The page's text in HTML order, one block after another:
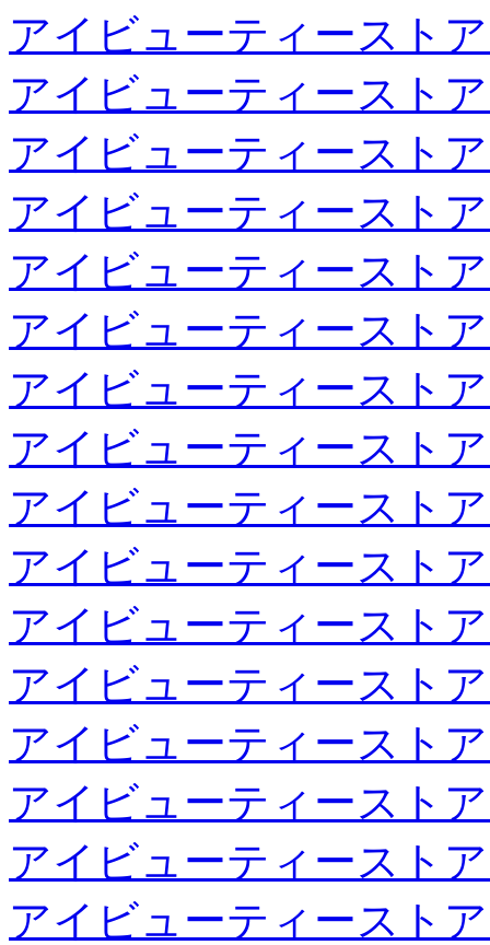
アイビューティースト
アイビューティースト
アイビューティースト
アイビューティースト
アイビューティースト
アイビューティースト
アイビューティースト
アイビューティースト
アイビューティースト
アイビューティースト
アイビューティースト
アイビューティースト
アイビューティースト
アイビューティースト
アイビューティースト
アイビューティースト